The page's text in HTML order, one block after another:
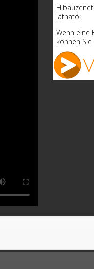
látható:
Wenn eine
können